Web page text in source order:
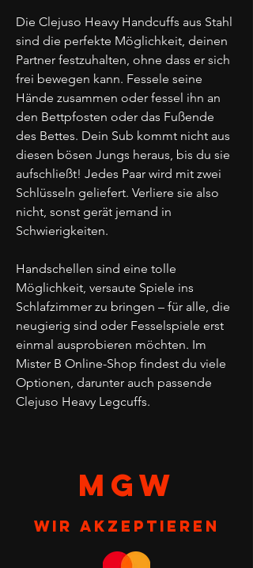
Die Clejuso Heavy Handcuffs aus Stahl
sind die perfekte Möglichkeit, deinen
Partner festzuhalten, ohne dass er sich
frei bewegen kann. Fessele seine
Hände zusammen oder fessel ihn an
den Bettpfosten oder das Fußende
des Bettes. Dein Sub kommt nicht aus
diesen bösen Jungs heraus, bis du sie
aufschließt! Jedes Paar wird mit zwei
Schlüsseln geliefert. Verliere sie also
nicht, sonst gerät jemand in
Schwierigkeiten.
Handschellen sind eine tolle
Möglichkeit, versaute Spiele ins
Schlafzimmer zu bringen – für alle, die
neugierig sind oder Fesselspiele erst
einmal ausprobieren möchten. Im
Mister B Online-Shop findest du viele
Optionen, darunter auch passende
Clejuso Heavy Legcuffs.
MGW
Wir akzeptieren